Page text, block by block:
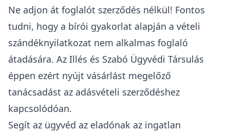
Ne adjon át foglalót szerződés nélkül! Fontos
tudni, hogy a bírói gyakorlat alapján a vételi
szándéknyilatkozat nem alkalmas foglaló
átadására. Az Illés és Szabó Ügyvédi Társulás
éppen ezért nyújt vásárlást megelőző
tanácsadást az adásvételi szerződéshez
kapcsolódóan.
Segít az ügyvéd az eladónak az ingatlan